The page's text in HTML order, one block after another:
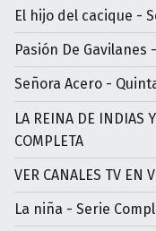
El hijo del cacique -
Pasión De
Señora Acero -
LA REINA DE INDIAS
COMPLETA
VER CANALES TV EN
La niña - Serie